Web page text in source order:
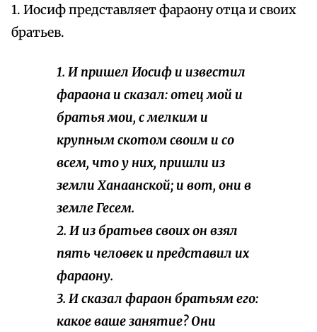
1. Иосиф представляет фараону отца и своих
братьев.
1. И пришел Иосиф и известил
фараона и сказал: отец мой и
братья мои, с мелким и
крупным скотом своим и со
всем, что у них, пришли из
земли Ханаанской; и вот, они в
земле Гесем.
2. И из братьев своих он взял
пять человек и представил их
фараону.
3. И сказал фараон братьям его:
какое ваше занятие? Они